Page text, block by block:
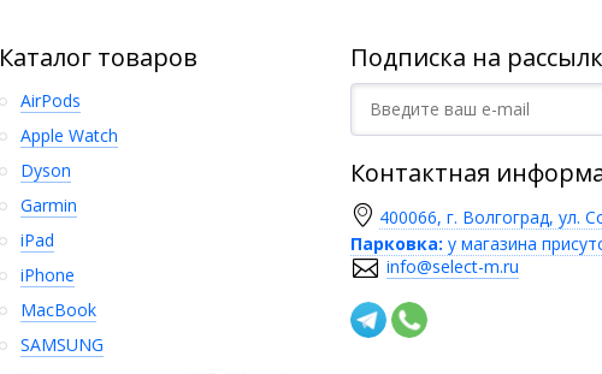
Каталог товаров
AirPods
Apple Watch
Dyson
Garmin
iPad
iPhone
MacBook
SAMSUNG
Подписка на
Контактная
400066, г. Волгоград, ул.
Парковка: у магазина
info@select-m.ru